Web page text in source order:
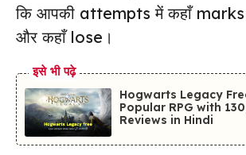
कि आपकी attempts में कहाँ
और कहाँ lose।
इसे भी पढ़े
Hogwarts Legacy
Popular RPG with
Reviews in Hindi